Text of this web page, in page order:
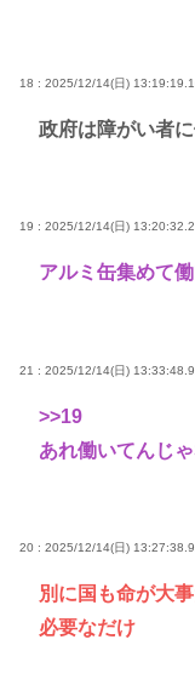
18 : 2025/12/14(日)
政府は障がい者
19 : 2025/12/14(日)
アルミ缶集めて
21 : 2025/12/14(日)
>>19
あれ働いてんじ
20 : 2025/12/14(日)
別に国も命が大
必要なだけ